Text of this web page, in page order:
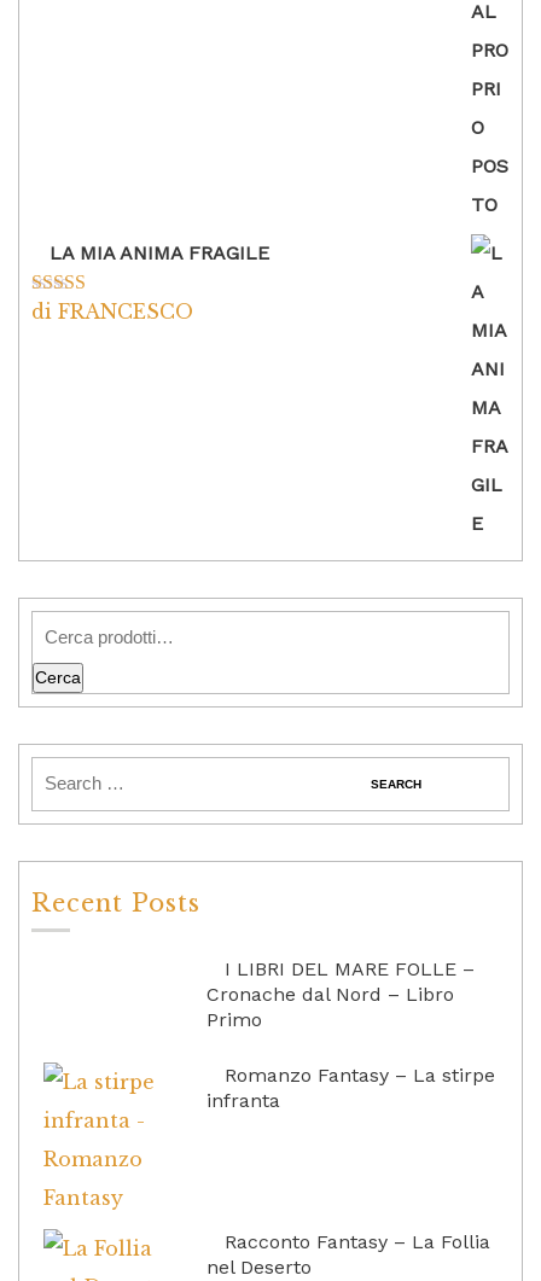
LA MIA ANIMA FRAGILE
Valutato5su
di FRANCESCO
Cerca
Recent Posts
I LIBRI DEL MARE FOLLE –
Cronache dal Nord – Libro
Primo
Romanzo Fantasy – La stirpe
infranta
Racconto Fantasy – La Follia
nel Deserto